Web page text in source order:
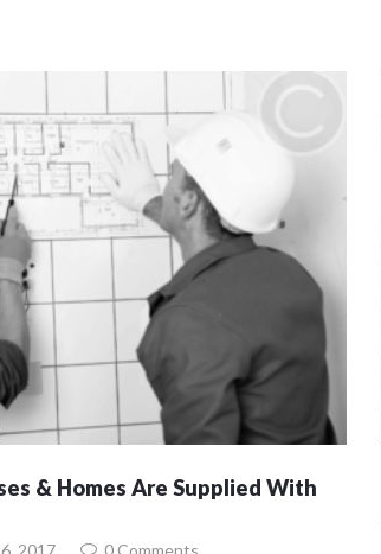
& Homes Are Supplied With